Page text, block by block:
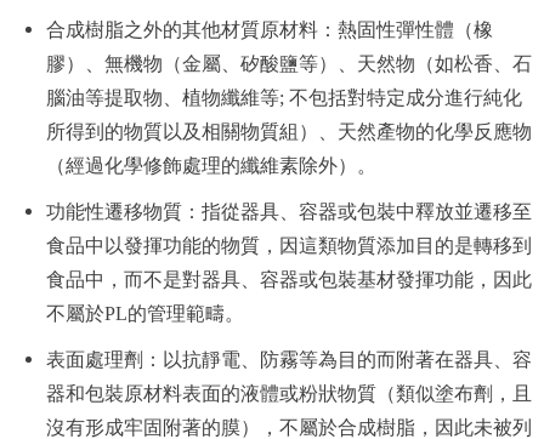
合成樹脂之外的其他材質原材料：熱固性彈性體（橡
膠）、無機物（金屬、矽酸鹽等）、天然物（如松香、石
腦油等提取物、植物纖維等; 不包括對特定成分進行純化
所得到的物質以及相關物質組）、天然產物的化學反應物
（經過化學修飾處理的纖維素除外）。
功能性遷移物質：指從器具、容器或包裝中釋放並遷移至
食品中以發揮功能的物質，因這類物質添加目的是轉移到
食品中，而不是對器具、容器或包裝基材發揮功能，因此
不屬於PL的管理範疇。
表面處理劑：以抗靜電、防霧等為目的而附著在器具、容
器和包裝原材料表面的液體或粉狀物質（類似塗布劑，且
沒有形成牢固附著的膜），不屬於合成樹脂，因此未被列